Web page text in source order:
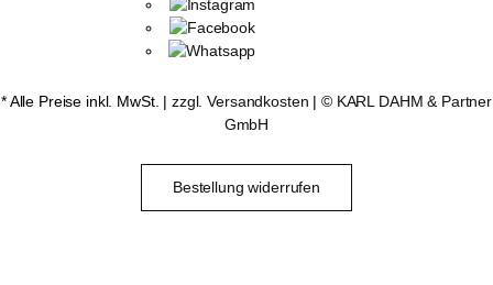
* Alle Preise inkl. MwSt. |zzgl. Versandkosten | © KARL DAHM & Partner
GmbH
Bestellung widerrufen